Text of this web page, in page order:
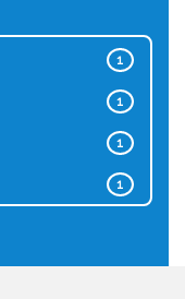
1
1
1
1